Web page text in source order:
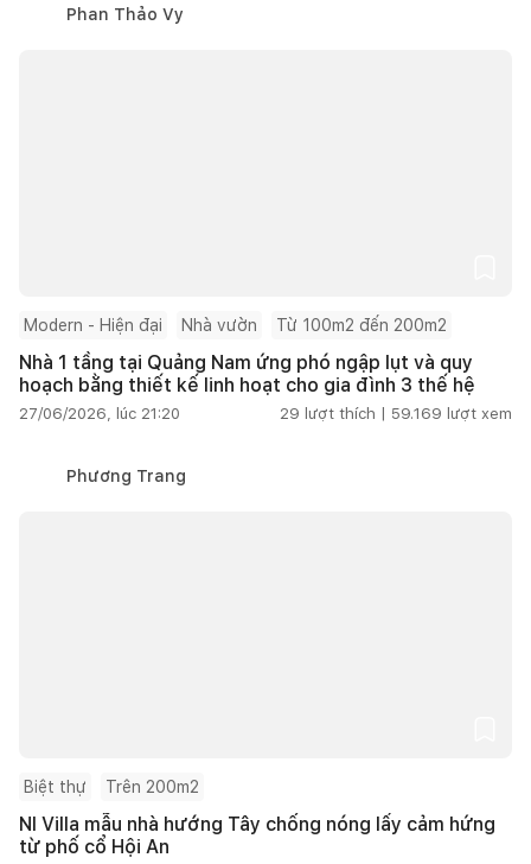
Phan Thảo Vy
Modern - Hiện đại Nhà vườn Từ 100m2 đến 200m2
Nhà 1 tầng tại Quảng Nam ứng phó ngập lụt và quy
hoạch bằng thiết kế linh hoạt cho gia đình 3 thế hệ
27/06/2026, lúc 21:20 29 lượt thích | 59.169 lượt xem
Phương Trang
Biệt thự Trên 200m2
NI Villa mẫu nhà hướng Tây chống nóng lấy cảm hứng
từ phố cổ Hội An